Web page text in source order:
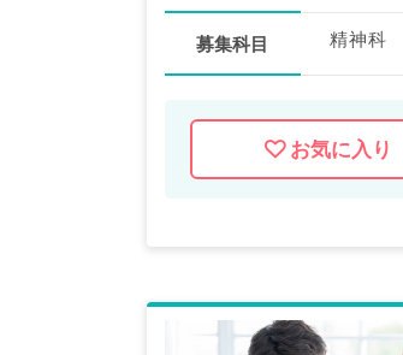
募集科目 精神科
お気に入り